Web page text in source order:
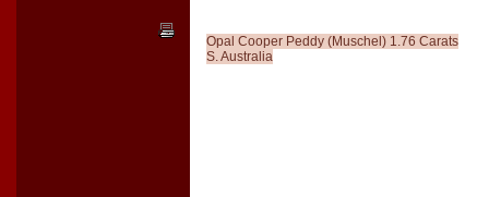
Opal Cooper Peddy (Muschel) 1.76 Carats
S. Australia